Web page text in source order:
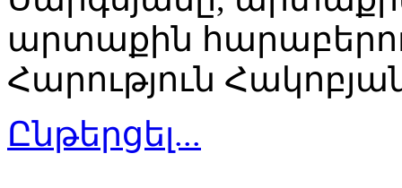
արտաքին
Հարություն
Ընթերցել...